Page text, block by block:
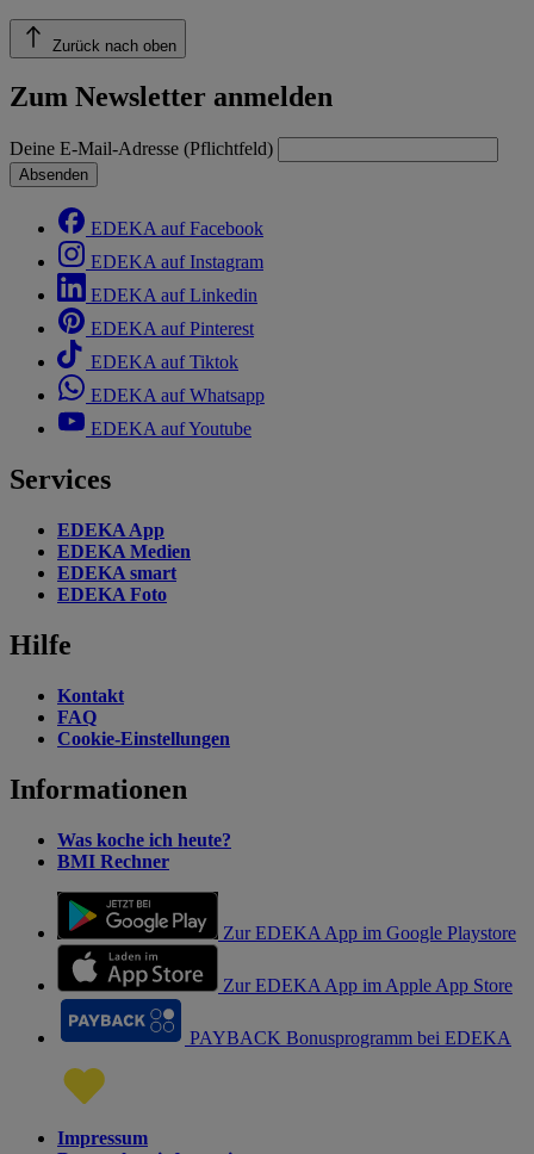
Zurück nach oben
Zum Newsletter anmelden
Deine E-Mail-Adresse (Pflichtfeld)
Absenden
EDEKA auf Facebook
EDEKA auf Instagram
EDEKA auf Linkedin
EDEKA auf Pinterest
EDEKA auf Tiktok
EDEKA auf Whatsapp
EDEKA auf Youtube
Services
EDEKA App
EDEKA Medien
EDEKA smart
EDEKA Foto
Hilfe
Kontakt
FAQ
Cookie-Einstellungen
Informationen
Was koche ich heute?
BMI Rechner
Zur EDEKA App im Google Playstore
Zur EDEKA App im Apple App Store
PAYBACK Bonusprogramm bei EDEKA
Impressum